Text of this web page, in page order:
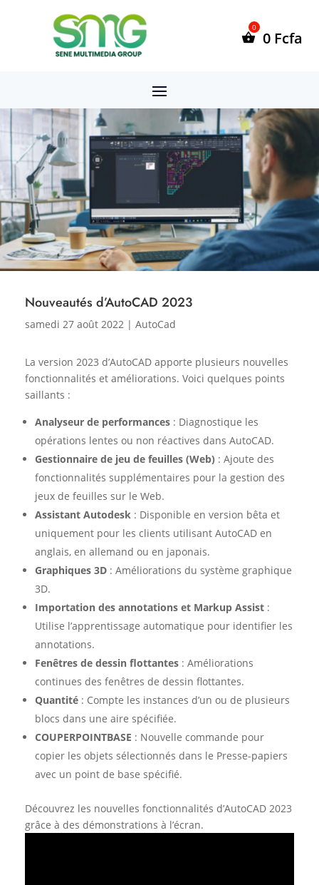
0 Fcfa
Nouveautés d’AutoCAD 2023
samedi 27 août 2022 | AutoCad
La version 2023 d’AutoCAD apporte plusieurs nouvelles
fonctionnalités et améliorations. Voici quelques points
saillants :
Analyseur de performances : Diagnostique les
opérations lentes ou non réactives dans AutoCAD.
Gestionnaire de jeu de feuilles (Web) : Ajoute des
fonctionnalités supplémentaires pour la gestion des
jeux de feuilles sur le Web.
Assistant Autodesk : Disponible en version bêta et
uniquement pour les clients utilisant AutoCAD en
anglais, en allemand ou en japonais.
Graphiques 3D : Améliorations du système graphique
3D.
Importation des annotations et Markup Assist :
Utilise l’apprentissage automatique pour identifier les
annotations.
Fenêtres de dessin flottantes : Améliorations
continues des fenêtres de dessin flottantes.
Quantité : Compte les instances d’un ou de plusieurs
blocs dans une aire spécifiée.
COUPERPOINTBASE : Nouvelle commande pour
copier les objets sélectionnés dans le Presse-papiers
avec un point de base spécifié.
Découvrez les nouvelles fonctionnalités d’AutoCAD 2023
grâce à des démonstrations à l’écran.